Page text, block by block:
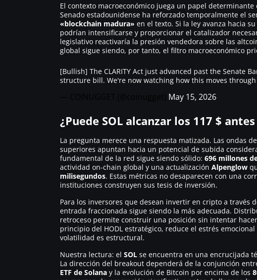
El contexto macroeconómico juega un papel determinante
Senado estadounidense ha reforzado temporalmente el
«blockchain madura» en el texto. Si la ley avanza hacia
podrían intensificarse y proporcionar el catalizador
legislativo reactivaría la presión vendedora sobre las
global sigue siendo, por tanto, el filtro macroeconómico
[Bullish] The CLARITY Act just advanced past the Senate
structure bill. We're now watching how this moves
May 15, 2026
¿Puede SOL alcanzar los 117 $
La pregunta merece una respuesta matizada. Las ondas
superiores apuntan hacia un potencial de subida
fundamental de la red sigue siendo sólido: 696 millones
actividad on-chain global y una actualización Alpenglow
milisegundos. Estas métricas no desaparecen con una
instituciones construyen sus tesis de inversión.
Para los inversores que desean invertir en cripto a través
entrada fraccionada sigue siendo la más adecuada.
retroceso permite construir una posición sin intentar
principio del HODL estratégico, reduce el estrés
volatilidad es estructural.
Nuestra lectura: el SOL se encuentra en una encrucijada
La dirección del breakout dependerá de la conjunción
ETF de Solana y la evolución de Bitcoin por encima de los